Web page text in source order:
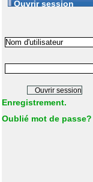
Ouvrir session
Enregistrement.
Oublié mot de passe?